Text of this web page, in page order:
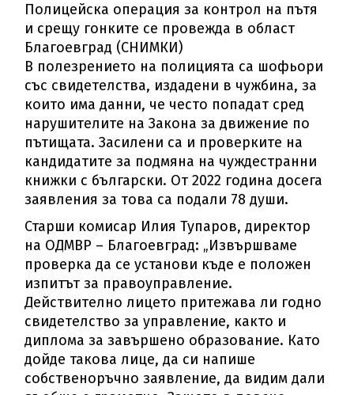
Полицейска операция за контрол на пътя
и срещу гонките се провежда в област
Благоевград (СНИМКИ)
В полезрението на полицията са шофьори
със свидетелства, издадени в чужбина, за
които има данни, че често попадат сред
нарушителите на Закона за движение по
пътищата. Засилени са и проверките на
кандидатите за подмяна на чуждестранни
книжки с български. От 2022 година досега
заявления за това са подали 78 души.
Старши комисар Илия Тупаров, директор
на ОДМВР – Благоевград: „Извършваме
проверка да се установи къде е положен
изпитът за правоуправление.
Действително лицето притежава ли годно
свидетелство за управление, както и
диплома за завършено образование. Като
дойде такова лице, да си напише
собственоръчно заявление, да видим дали